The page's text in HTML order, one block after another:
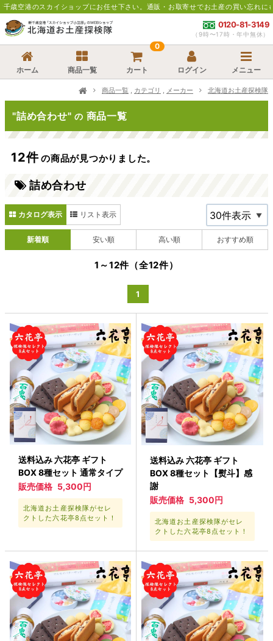
イショップにお任せ下さい。通販・お取寄せでお土産の買い忘れにも便利です。＊
0120-81-3149
（9時〜17時・年中無休）
ホーム 商品一覧 カート
0
ログイン メニュー
商品一覧 , カテゴリ , メーカー 北海道お土産探検隊
"詰め合わせ" の 商品一覧
12件の商品が見つかりました。
詰め合わせ
カタログ表示 リスト表示
新着順 安い順 高い順 おすすめ順
1～12件（全12件）
1
送料込み 六花亭 ギフト
BOX 8種セット 通常タイプ
販売価格 5,300円
北海道お土産探検隊がセレ
クトした六花亭8点セット！
送料込み 六花亭 ギフト
BOX 8種セット【熨斗】感
謝
販売価格 5,300円
北海道お土産探検隊がセレ
クトした六花亭8点セット！